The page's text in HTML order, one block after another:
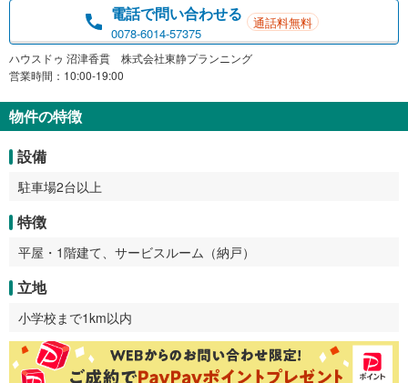
電話で問い合わせる
0078-6014-57375
通話料無料
ハウスドゥ 沼津香貫 株式会社東静プランニング
営業時間：10:00-19:00
物件の特徴
設備
駐車場2台以上
特徴
平屋・1階建て、サービスルーム（納戸）
立地
小学校まで1km以内